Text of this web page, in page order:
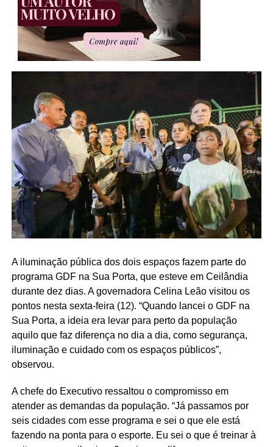
A iluminação pública dos dois espaços fazem parte do
programa GDF na Sua Porta, que esteve em Ceilândia
durante dez dias. A governadora Celina Leão visitou os
pontos nesta sexta-feira (12). “Quando lancei o GDF na
Sua Porta, a ideia era levar para perto da população
aquilo que faz diferença no dia a dia, como segurança,
iluminação e cuidado com os espaços públicos”,
observou.
A chefe do Executivo ressaltou o compromisso em
atender as demandas da população. “Já passamos por
seis cidades com esse programa e sei o que ele está
fazendo na ponta para o esporte. Eu sei o que é treinar à